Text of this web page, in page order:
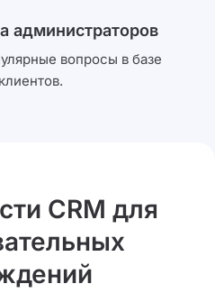
администраторов
вопросы в базе
CRM для